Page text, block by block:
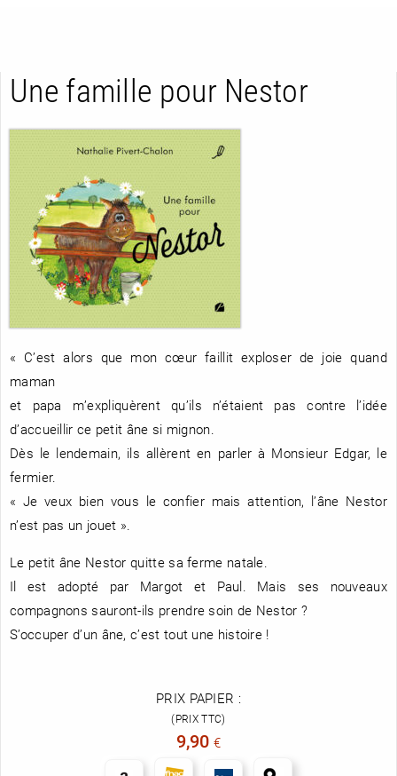
RETOUR
À PARAÎTRE
NOUVEAUTÉS
TOUT LE CATALOGUE
RETOUR
RENCONTRE AVEC…
RETOUR
A LA UNE
REVUE DE PRESSE
Une famille pour Nestor
« C’est alors que mon cœur faillit exploser de joie quand
maman
et papa m’expliquèrent qu’ils n’étaient pas contre l’idée
d’accueillir ce petit âne si mignon.
Dès le lendemain, ils allèrent en parler à Monsieur Edgar, le
fermier.
« Je veux bien vous le confier mais attention, l’âne Nestor
n’est pas un jouet ».
Le petit âne Nestor quitte sa ferme natale.
Il est adopté par Margot et Paul. Mais ses nouveaux
compagnons sauront-ils prendre soin de Nestor ?
S’occuper d’un âne, c’est tout une histoire !
PRIX PAPIER :
(PRIX TTC)
9,90 €